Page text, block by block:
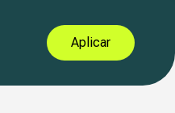
Aplicar